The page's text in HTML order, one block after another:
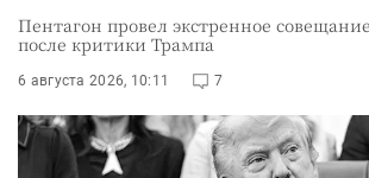
Пентагон провел экстренное
после критики Трампа
6 августа 2026, 10:11 7